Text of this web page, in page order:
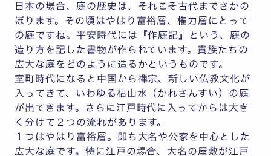
日本の場合、庭の歴史は、それこそ古代までさかの
ぼります。その頃はやはり富裕層、権力層にとって
の庭ですね。平安時代には『作庭記』という、庭の
造り方を記した書物が作られています。貴族たちの
広大な庭をどのように造るかというものです。
室町時代になると中国から禅宗、新しい仏教文化が
入ってきて、いわゆる枯山水（かれさんすい）の庭
が出てきます。さらに江戸時代に入ってからは大き
く分けて２つの流れがあります。
１つはやはり富裕層。即ち大名や公家を中心とした
広大な庭です。特に江戸の場合、大名の屋敷が江戸